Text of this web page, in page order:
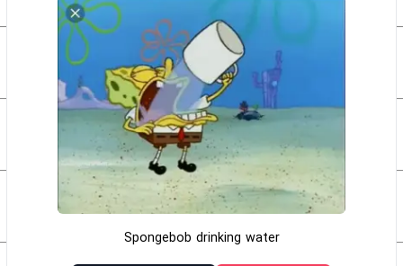
Spongebob drinking water